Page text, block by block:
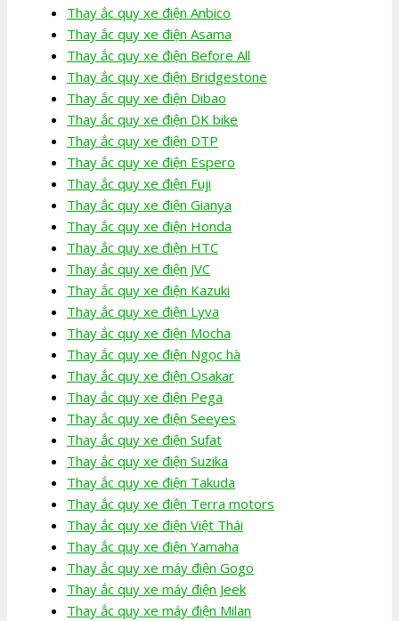
Thay ắc quy xe điện Anbico
Thay ắc quy xe điện Asama
Thay ắc quy xe điện Before All
Thay ắc quy xe điện Bridgestone
Thay ắc quy xe điện Dibao
Thay ắc quy xe điện DK bike
Thay ắc quy xe điện DTP
Thay ắc quy xe điện Espero
Thay ắc quy xe điện Fuji
Thay ắc quy xe điện Gianya
Thay ắc quy xe điện Honda
Thay ắc quy xe điện HTC
Thay ắc quy xe điện JVC
Thay ắc quy xe điện Kazuki
Thay ắc quy xe điện Lyva
Thay ắc quy xe điện Mocha
Thay ắc quy xe điện Ngọc hà
Thay ắc quy xe điện Osakar
Thay ắc quy xe điện Pega
Thay ắc quy xe điện Seeyes
Thay ắc quy xe điện Sufat
Thay ắc quy xe điện Suzika
Thay ắc quy xe điện Takuda
Thay ắc quy xe điện Terra motors
Thay ắc quy xe điện Việt Thái
Thay ắc quy xe điện Yamaha
Thay ắc quy xe máy điện Gogo
Thay ắc quy xe máy điện Jeek
Thay ắc quy xe máy điện Milan